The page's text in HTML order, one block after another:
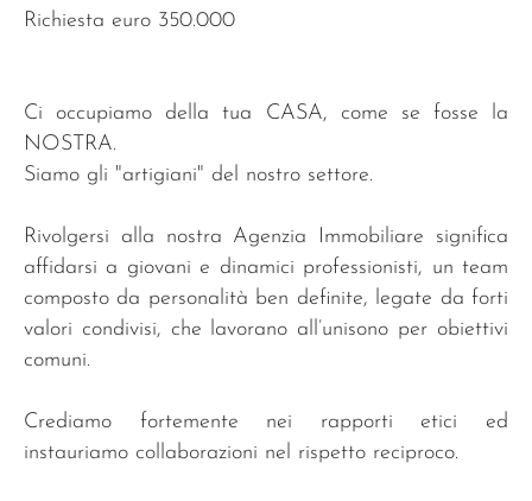
Richiesta euro 350.000
Ci occupiamo della tua CASA, come se fosse la
NOSTRA.
Siamo gli "artigiani" del nostro settore.
Rivolgersi alla nostra Agenzia Immobiliare significa
affidarsi a giovani e dinamici professionisti, un team
composto da personalità ben definite, legate da forti
valori condivisi, che lavorano all’unisono per obiettivi
comuni.
Crediamo fortemente nei rapporti etici ed
instauriamo collaborazioni nel rispetto reciproco.